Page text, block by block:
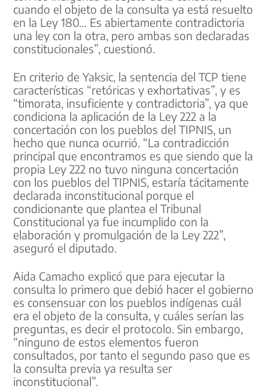
cuando el objeto de la consulta ya está resuelto
en la Ley 180… Es abiertamente contradictoria
una ley con la otra, pero ambas son declaradas
constitucionales”, cuestionó.
En criterio de Yaksic, la sentencia del TCP tiene
características “retóricas y exhortativas”, y es
“timorata, insuficiente y contradictoria”, ya que
condiciona la aplicación de la Ley 222 a la
concertación con los pueblos del TIPNIS, un
hecho que nunca ocurrió. “La contradicción
principal que encontramos es que siendo que la
propia Ley 222 no tuvo ninguna concertación
con los pueblos del TIPNIS, estaría tácitamente
declarada inconstitucional porque el
condicionante que plantea el Tribunal
Constitucional ya fue incumplido con la
elaboración y promulgación de la Ley 222”,
aseguró el diputado.
Aida Camacho explicó que para ejecutar la
consulta lo primero que debió hacer el gobierno
es consensuar con los pueblos indígenas cuál
era el objeto de la consulta, y cuáles serían las
preguntas, es decir el protocolo. Sin embargo,
“ninguno de estos elementos fueron
consultados, por tanto el segundo paso que es
la consulta previa ya resulta ser
inconstitucional”.